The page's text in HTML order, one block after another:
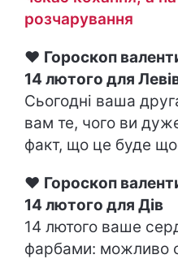
розчарування
♥ Гороскоп
14 лютого для
Сьогодні ваша
вам те, чого ви
факт, що це буде
♥ Гороскоп
14 лютого для Дів
14 лютого ваше
фарбами: можливо